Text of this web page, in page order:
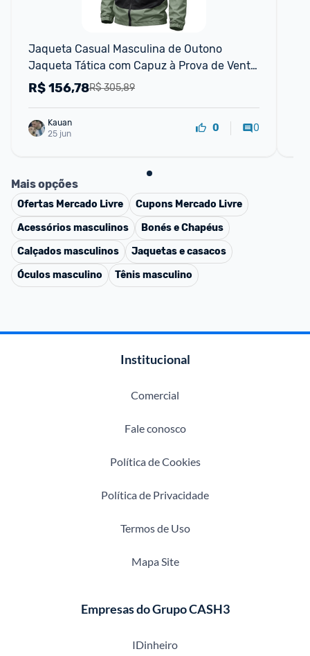
Jaqueta Casual Masculina de Outono
Jaqueta Tática com Capuz à Prova de Vento
Jaqueta Multi-Bolsos Impermeável para
R$ 305,89
R$156,78
Kauan
25 jun
0 0
Mais opções
Ofertas Mercado Livre Cupons Mercado Livre
Acessórios masculinos
Bonés e Chapéus
Calçados masculinos
Jaquetas e casacos
Óculos masculino
Tênis masculino
Institucional
Comercial
Fale conosco
Política de Cookies
Política de Privacidade
Termos de Uso
Mapa Site
Empresas do Grupo CASH3
IDinheiro